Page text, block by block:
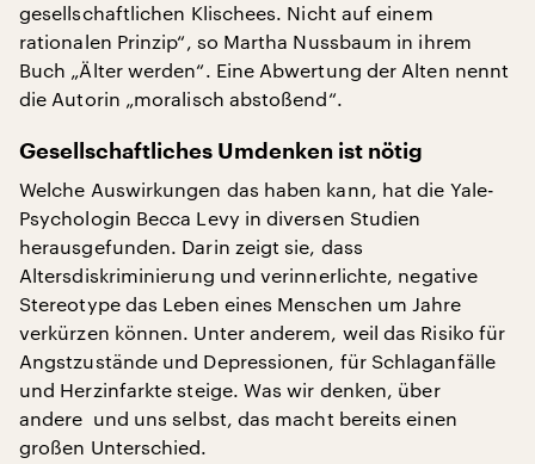
gesellschaftlichen Klischees. Nicht auf einem
rationalen Prinzip“, so Martha Nussbaum in ihrem
Buch „Älter werden“. Eine Abwertung der Alten nennt
die Autorin „moralisch abstoßend“.
Gesellschaftliches Umdenken ist nötig
Welche Auswirkungen das haben kann, hat die Yale-
Psychologin Becca Levy in diversen Studien
herausgefunden. Darin zeigt sie, dass
Altersdiskriminierung und verinnerlichte, negative
Stereotype das Leben eines Menschen um Jahre
verkürzen können. Unter anderem, weil das Risiko für
Angstzustände und Depressionen, für Schlaganfälle
und Herzinfarkte steige. Was wir denken, über
andere ­ und uns selbst, das macht bereits einen
großen Unterschied.